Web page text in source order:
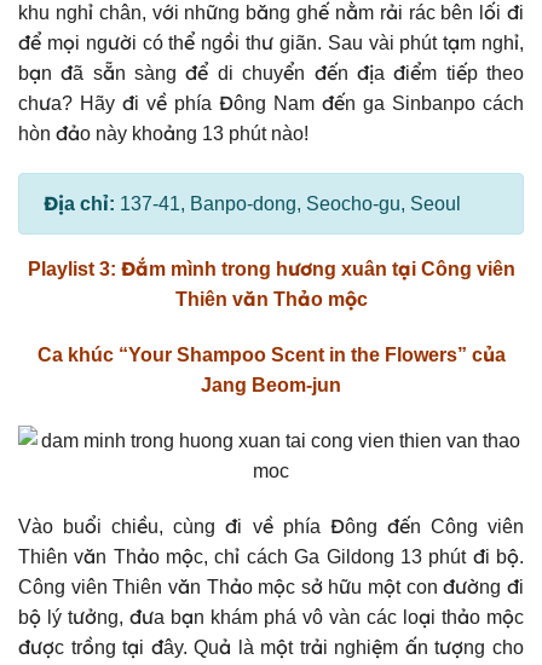
khu nghỉ chân, với những băng ghế nằm rải rác bên lối đi
để mọi người có thể ngồi thư giãn. Sau vài phút tạm nghỉ,
bạn đã sẵn sàng để di chuyển đến địa điểm tiếp theo
chưa? Hãy đi về phía Đông Nam đến ga Sinbanpo cách
hòn đảo này khoảng 13 phút nào!
Địa chỉ: 137-41, Banpo-dong, Seocho-gu, Seoul
Playlist 3: Đắm mình trong hương xuân tại Công viên
Thiên văn Thảo mộc
Ca khúc “Your Shampoo Scent in the Flowers” của
Jang Beom-jun
Vào buổi chiều, cùng đi về phía Đông đến Công viên
Thiên văn Thảo mộc, chỉ cách Ga Gildong 13 phút đi bộ.
Công viên Thiên văn Thảo mộc sở hữu một con đường đi
bộ lý tưởng, đưa bạn khám phá vô vàn các loại thảo mộc
được trồng tại đây. Quả là một trải nghiệm ấn tượng cho